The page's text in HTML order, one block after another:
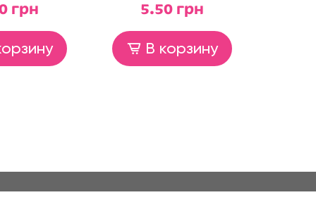
грн 5.50 грн
В корзину